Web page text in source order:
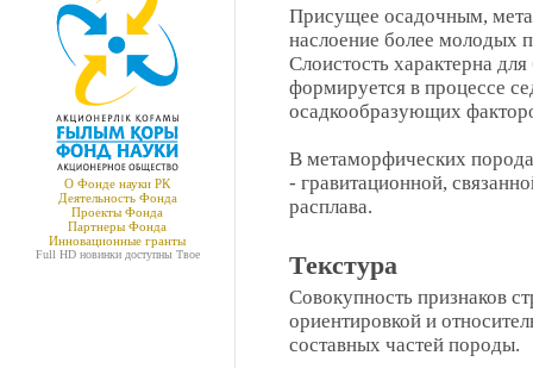
О Фонде науки РК
Деятельность Фонда
Проекты Фонда
Партнеры Фонда
Инновационные гранты
Full HD новинки доступны Твое
Присущее осадочным,
наслоение более молодых
Слоистость характерна
формируется в процессе
осадкообразующих
В метаморфических
- гравитационной,
расплава.
Текстура
Совокупность признаков
ориентировкой и
составных частей породы.